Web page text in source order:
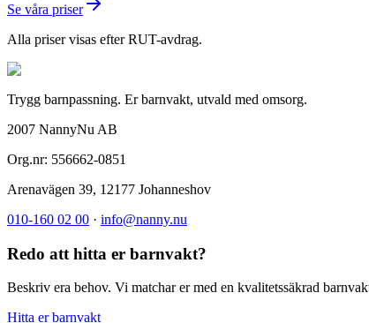
Se våra priser
Alla priser visas efter RUT-avdrag.
Trygg barnpassning. Er barnvakt, utvald med omsorg.
2007 NannyNu AB
Org.nr: 556662-0851
Arenavägen 39, 12177 Johanneshov
010-160 02 00 · info@nanny.nu
Redo att hitta er barnvakt?
Beskriv era behov. Vi matchar er med en kvalitetssäkrad
Hitta er barnvakt